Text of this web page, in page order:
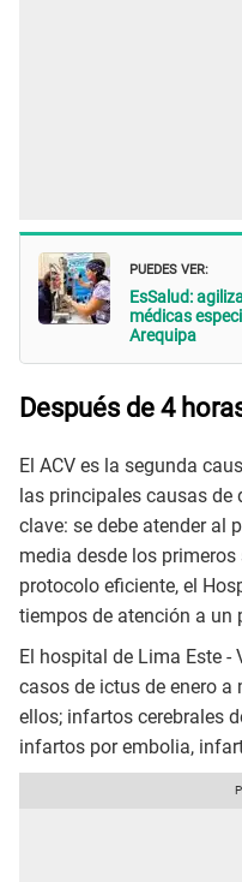
PUEDES VER:
EsSalud:
médicas
Arequipa
Después de 4
El ACV es la segunda
las principales causas de
clave: se debe atender al
media desde los
protocolo eficiente, el
tiempos de atención a un
El hospital de Lima Este -
casos de ictus de enero a
ellos; infartos cerebrales
infartos por embolia,